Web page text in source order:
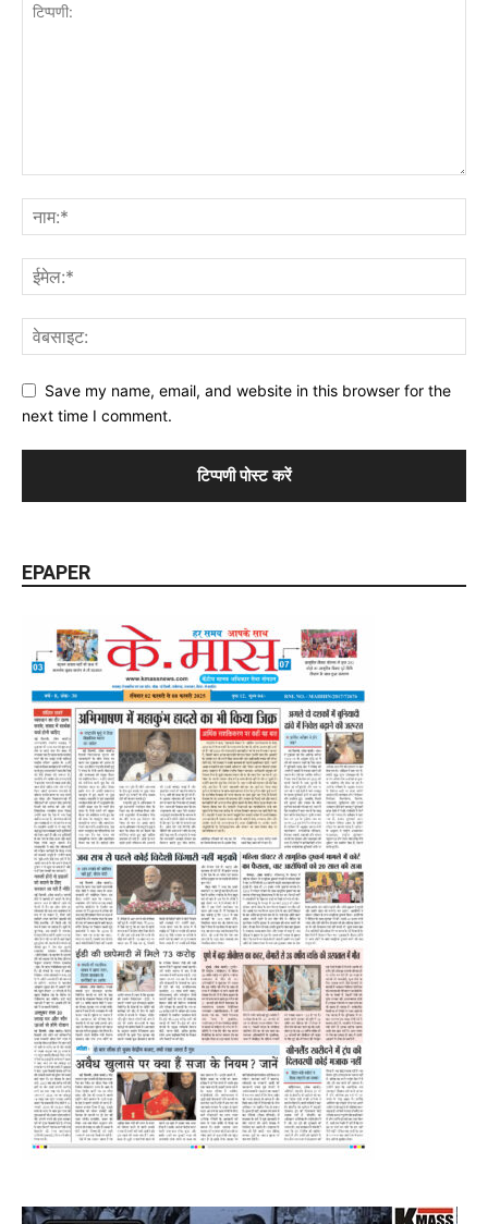
Save my name, email, and website in this browser for the
next time I comment.
EPAPER